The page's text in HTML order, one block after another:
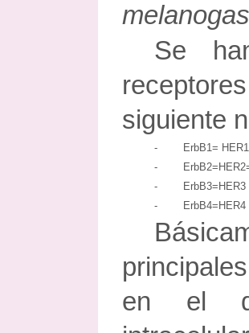
Se
siguiente
- ErbB1=
-
- ErbB3=HER3
- ErbB4=HER4
en el